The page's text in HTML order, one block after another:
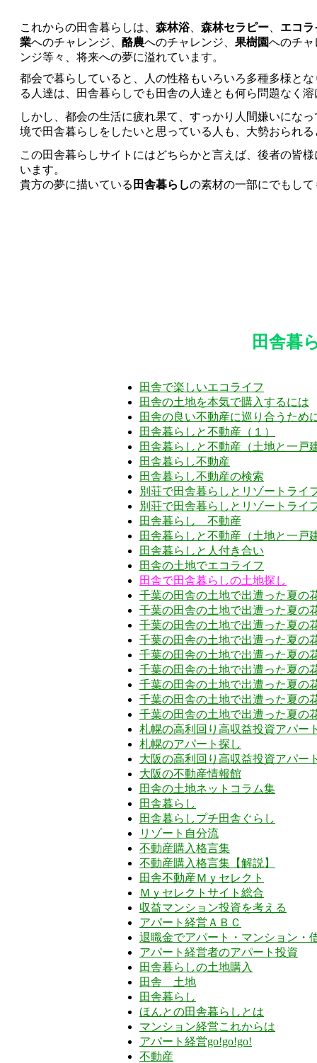
これからの田舎暮らしは、 森林浴 森林セラピー
エコラ
業へのチャレンジ、 酪農へのチャレンジ、 果樹園へのチャ
ンジ等々、将来への夢に溢れています。
都会で暮らしていると、人の性格もいろいろ多種多様と
る人達は、田舎暮らしでも田舎の人達とも何ら問題なく
しかし、都会の生活に疲れ果て、すっかり人間嫌いにな
境で田舎暮らしをしたいと思っている人も、大勢おられ
この田舎暮らしサイトにはどちらかと言えば、後者の皆
います。
貴方の夢に描いている 田舎暮らしの素材の一部にでもし
田舎暮
田舎で楽しいエコライフ
田舎の土地を本気で購入するには
田舎の良い不動産に巡り合うため
田舎暮らしと不動産（１）
田舎暮らしと不動産（土地と一戸
田舎暮らし不動産
田舎暮らし不動産の検索
別荘で田舎暮らしとリゾートライ
別荘で田舎暮らしとリゾートライ
田舎暮らし 不動産
田舎暮らしと不動産（土地と一戸
田舎暮らしと人付き合い
田舎の土地でエコライフ
田舎で田舎暮らしの土地探し
千葉の田舎の土地で出遭った夏の
千葉の田舎の土地で出遭った夏の
千葉の田舎の土地で出遭った夏の
千葉の田舎の土地で出遭った夏の
千葉の田舎の土地で出遭った夏の
千葉の田舎の土地で出遭った夏の
千葉の田舎の土地で出遭った夏の
千葉の田舎の土地で出遭った夏の
千葉の田舎の土地で出遭った夏の
札幌の高利回り高収益投資アパー
札幌のアパート探し
大阪の高利回り高収益投資アパー
大阪の不動産情報館
田舎の土地ネットコラム集
田舎暮らし
田舎暮らしプチ田舎ぐらし
リゾート自分流
不動産購入格言集
不動産購入格言集【解説】
田舎不動産Ｍｙセレクト
Ｍｙセレクトサイト総合
収益マンション投資を考える
アパート経営ＡＢＣ
退職金でアパート・マンション・
アパート経営者のアパート投資
田舎暮らしの土地購入
田舎 土地
田舎暮らし
ほんとの田舎暮らしとは
マンション経営これからは
アパート経営go!go!go!
不動産